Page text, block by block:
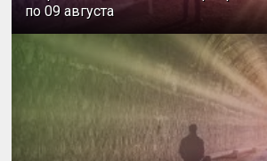
по 09 августа